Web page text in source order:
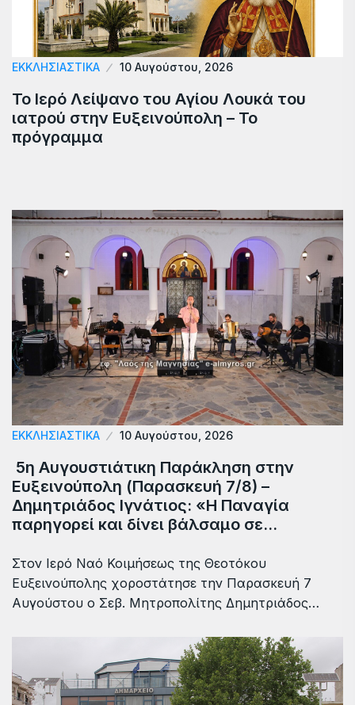
ΕΚΚΛΗΣΙΑΣΤΙΚΑ 10 Αυγούστου, 2026
Το Ιερό Λείψανο του Αγίου Λουκά του
ιατρού στην Ευξεινούπολη – Το
πρόγραμμα
ΕΚΚΛΗΣΙΑΣΤΙΚΑ 10 Αυγούστου, 2026
5η Αυγουστιάτικη Παράκληση στην
Ευξεινούπολη (Παρασκευή 7/8) –
Δημητριάδος Ιγνάτιος: «Η Παναγία
παρηγορεί και δίνει βάλσαμο σε…
Στον Ιερό Ναό Κοιμήσεως της Θεοτόκου
Ευξεινούπολης χοροστάτησε την Παρασκευή 7
Αυγούστου ο Σεβ. Μητροπολίτης Δημητριάδος…